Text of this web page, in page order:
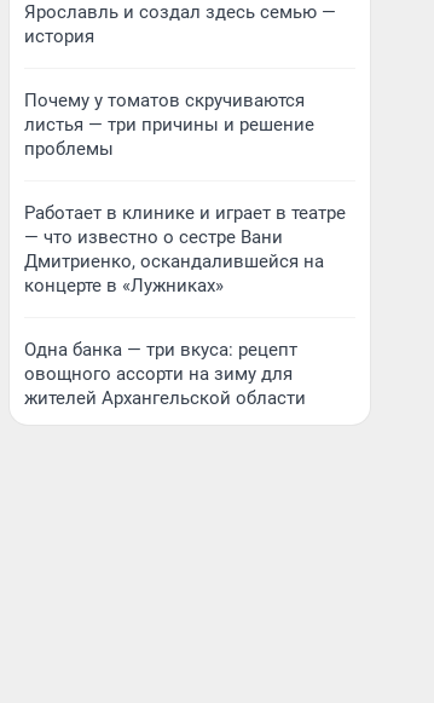
Ярославль и создал здесь семью —
история
Почему у томатов скручиваются
листья — три причины и решение
проблемы
Работает в клинике и играет в театре
— что известно о сестре Вани
Дмитриенко, оскандалившейся на
концерте в «Лужниках»
Одна банка — три вкуса: рецепт
овощного ассорти на зиму для
жителей Архангельской области